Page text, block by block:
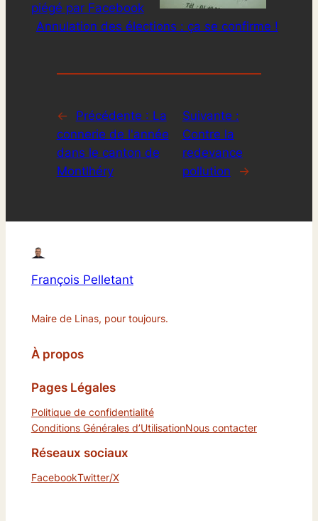
piégé par Facebook
Annulation des élections : ça se confirme !
← Précédente : La
connerie de l'année
dans le canton de
Montlhéry
Suivante :
Contre la
redevance
pollution
→
François Pelletant
Maire de Linas, pour toujours.
À propos
Pages Légales
Politique de confidentialité
Conditions Générales d’UtilisationNous contacter
Réseaux sociaux
FacebookTwitter/X